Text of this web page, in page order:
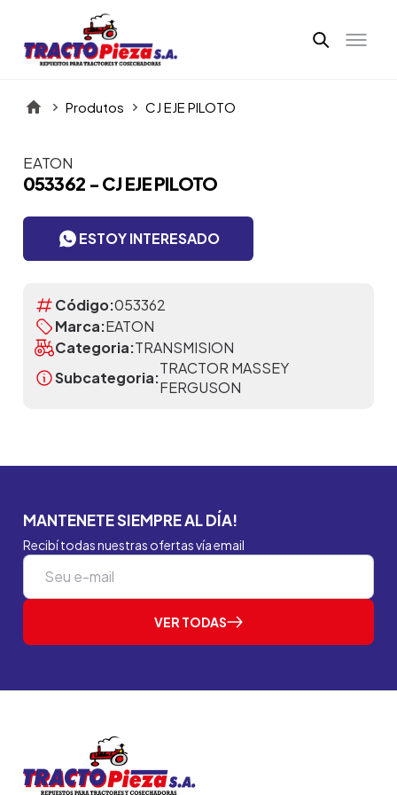
Produtos CJ EJE PILOTO
Itens da Galeria
EATON
053362 - CJ EJE PILOTO
ESTOY INTERESADO
Código:053362
Marca:EATON
Categoria:TRANSMISION
Subcategoria:
TRACTOR MASSEY
FERGUSON
MANTENETE SIEMPRE AL DÍA!
Recibí todas nuestras ofertas vía email
VER TODAS